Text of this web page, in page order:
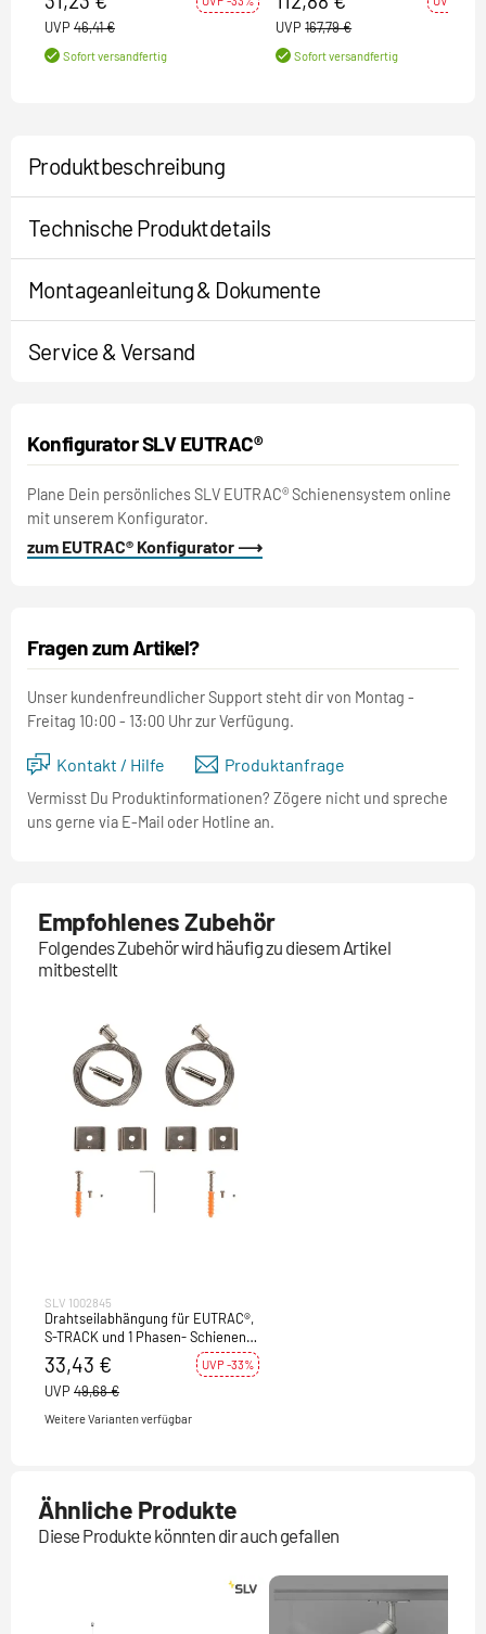
UVP 46,41 €
Sofort versandfertig
UVP 167,79 €
Sofort versandfertig
Produktbeschreibung
Technische Produktdetails
Montageanleitung & Dokumente
Service & Versand
Konfigurator SLV EUTRAC®
Plane Dein persönliches SLV EUTRAC® Schienensystem online
mit unserem Konfigurator.
zum EUTRAC® Konfigurator ⟶
Fragen zum Artikel?
Unser kundenfreundlicher Support steht dir von Montag -
Freitag 10:00 - 13:00 Uhr zur Verfügung.
Kontakt / Hilfe Produktanfrage
Vermisst Du Produktinformationen? Zögere nicht und spreche
uns gerne via E-Mail oder Hotline an.
Empfohlenes Zubehör
Folgendes Zubehör wird häufig zu diesem Artikel
mitbestellt
SLV 1002845
Drahtseilabhängung für EUTRAC®,
S-TRACK und 1 Phasen- Schienen,
5m, zweier Set
33,43 € UVP -33%
UVP 49,68 €
Weitere Varianten verfügbar
Ähnliche Produkte
Diese Produkte könnten dir auch gefallen